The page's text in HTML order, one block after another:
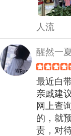
人流
醒然一
最近白
亲戚建
网上查
的，就
责，对